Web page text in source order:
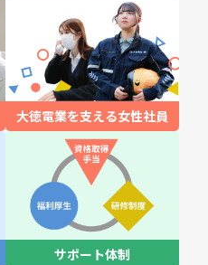
大徳電業を支える女性社員
サポート体制